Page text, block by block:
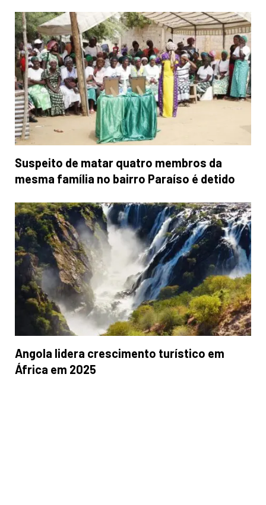
Suspeito de matar quatro membros da
mesma família no bairro Paraíso é detido
Angola lidera crescimento turístico em
África em 2025